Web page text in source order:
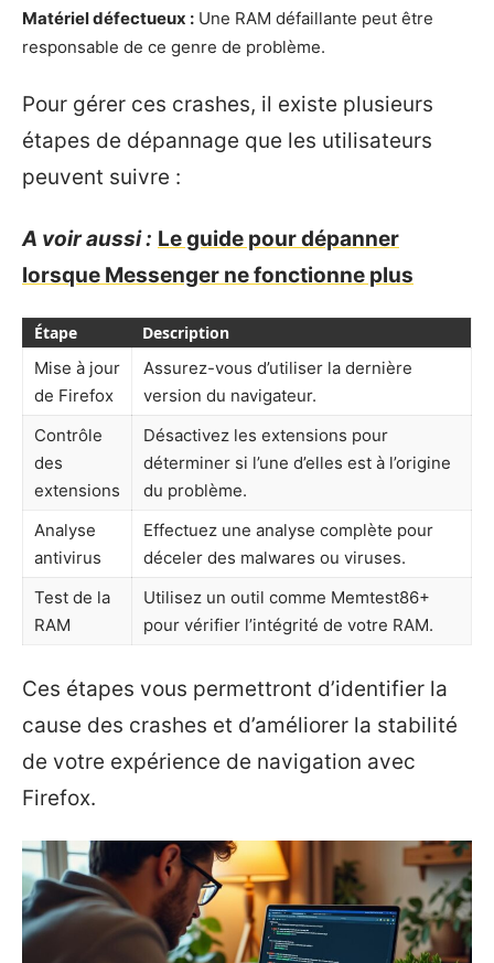
Matériel défectueux : Une RAM défaillante peut être
responsable de ce genre de problème.
Pour gérer ces crashes, il existe plusieurs
étapes de dépannage que les utilisateurs
peuvent suivre :
A voir aussi : Le guide pour dépanner
lorsque Messenger ne fonctionne plus
Étape
Description
Mise à jour
de Firefox
Assurez-vous d’utiliser la dernière
version du navigateur.
Contrôle
des
extensions
Désactivez les extensions pour
déterminer si l’une d’elles est à l’origine
du problème.
Analyse
antivirus
Effectuez une analyse complète pour
déceler des malwares ou viruses.
Test de la
RAM
Utilisez un outil comme Memtest86+
pour vérifier l’intégrité de votre RAM.
Ces étapes vous permettront d’identifier la
cause des crashes et d’améliorer la stabilité
de votre expérience de navigation avec
Firefox.